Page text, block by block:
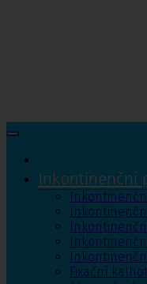
Inkontinenční
Fixační